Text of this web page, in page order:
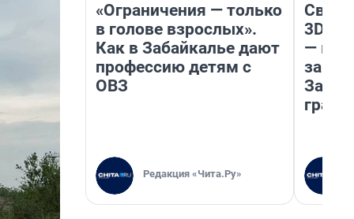
«Ограничения — только
в голове взрослых».
Как в Забайкалье дают
профессию детям с
ОВЗ
Редакция «Чита.Ру»
— как